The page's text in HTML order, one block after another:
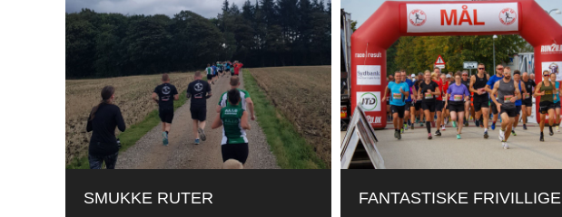
SMUKKE RUTER FANTASTISKE FRIVILLIGE